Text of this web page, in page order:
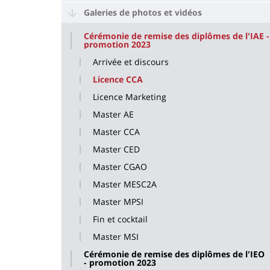
Galeries de photos et vidéos
Cérémonie de remise des diplômes de l'IAE -
promotion 2023
Arrivée et discours
Licence CCA
Licence Marketing
Master AE
Master CCA
Master CED
Master CGAO
Master MESC2A
Master MPSI
Fin et cocktail
Master MSI
Cérémonie de remise des diplômes de l'IEO
- promotion 2023